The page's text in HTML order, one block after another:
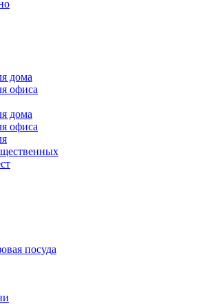
дома
офиса
дома
офиса
посуда